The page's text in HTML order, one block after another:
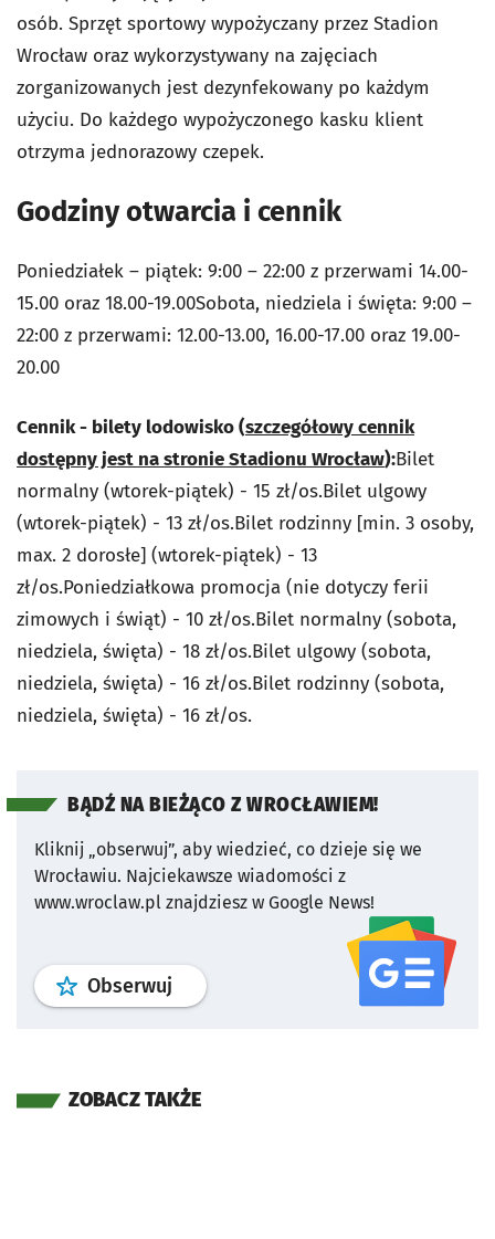
osób. Sprzęt sportowy wypożyczany przez Stadion
Wrocław oraz wykorzystywany na zajęciach
zorganizowanych jest dezynfekowany po każdym
użyciu. Do każdego wypożyczonego kasku klient
otrzyma jednorazowy czepek.
Godziny otwarcia i cennik
Poniedziałek – piątek: 9:00 – 22:00 z przerwami 14.00-
15.00 oraz 18.00-19.00Sobota, niedziela i święta: 9:00 –
22:00 z przerwami: 12.00-13.00, 16.00-17.00 oraz 19.00-
20.00
Cennik - bilety lodowisko (szczegółowy cennik
dostępny jest na stronie Stadionu Wrocław):Bilet
normalny (wtorek-piątek) - 15 zł/os.Bilet ulgowy
(wtorek-piątek) - 13 zł/os.Bilet rodzinny [min. 3 osoby,
max. 2 dorosłe] (wtorek-piątek) - 13
zł/os.Poniedziałkowa promocja (nie dotyczy ferii
zimowych i świąt) - 10 zł/os.Bilet normalny (sobota,
niedziela, święta) - 18 zł/os.Bilet ulgowy (sobota,
niedziela, święta) - 16 zł/os.Bilet rodzinny (sobota,
niedziela, święta) - 16 zł/os.
BĄDŹ NA BIEŻĄCO Z WROCŁAWIEM!
Kliknij „obserwuj”, aby wiedzieć, co dzieje się we
Wrocławiu. Najciekawsze wiadomości z
www.wroclaw.pl znajdziesz w Google News!
Obserwuj profil serwisu
ZOBACZ TAKŻE